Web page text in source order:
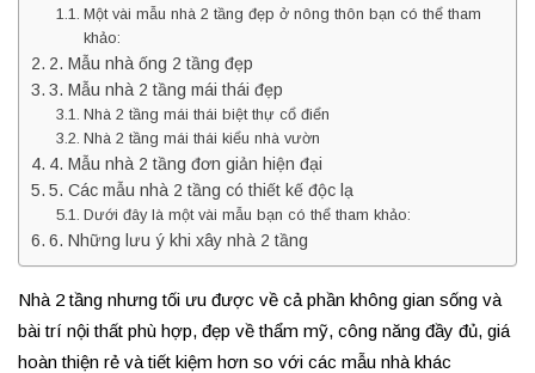
Một vài mẫu nhà 2 tầng đẹp ở nông thôn bạn có thể tham
khảo:
2. Mẫu nhà ống 2 tầng đẹp
3. Mẫu nhà 2 tầng mái thái đẹp
Nhà 2 tầng mái thái biệt thự cổ điển
Nhà 2 tầng mái thái kiểu nhà vườn
4. Mẫu nhà 2 tầng đơn giản hiện đại
5. Các mẫu nhà 2 tầng có thiết kế độc lạ
Dưới đây là một vài mẫu bạn có thể tham khảo:
6. Những lưu ý khi xây nhà 2 tầng
Nhà 2 tầng nhưng tối ưu được về cả phần không gian sống và
bài trí nội thất phù hợp, đẹp về thẩm mỹ, công năng đầy đủ, giá
hoàn thiện rẻ và tiết kiệm hơn so với các mẫu nhà khác